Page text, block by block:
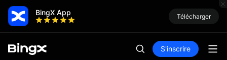
BingX App Télécharger
S'inscrire